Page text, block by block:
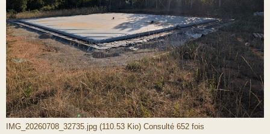
IMG_20260708_32735.jpg (110.53 Kio) Consulté 652 fois